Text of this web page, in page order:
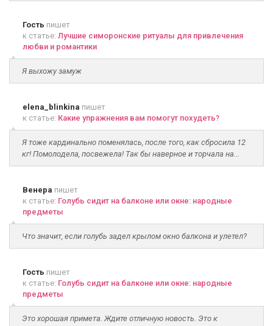
Гость пишет
к статье: Лучшие симоронские ритуалы для привлечения
любви и романтики
Я выхожу замуж
elena_blinkina пишет
к статье: Какие упражнения вам помогут похудеть?
Я тоже кардинально поменялась, после того, как сбросила 12
кг! Помолодела, посвежела! Так бы наверное и торчала на...
Венера пишет
к статье: Голубь сидит на балконе или окне: народные
предметы
Что значит, если голубь задел крылом окно балкона и улетел?
Гость пишет
к статье: Голубь сидит на балконе или окне: народные
предметы
Это хорошая примета. Ждите отличную новость. Это к